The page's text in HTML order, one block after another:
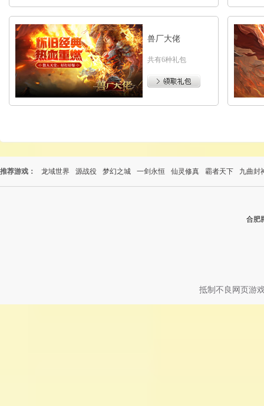
兽厂大佬
共有6种礼包
推荐游戏： 龙域世界 源战役 梦幻之城 一剑永恒 仙灵修真 霸者天下 九曲封
合肥
抵制不良网页游